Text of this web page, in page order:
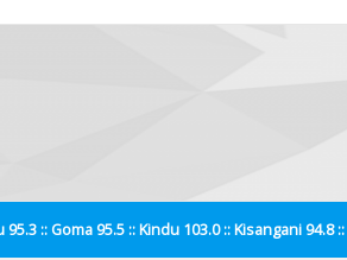
:: Goma 95.5 :: Kindu 103.0 :: Kisangani